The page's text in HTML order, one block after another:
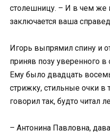
столешницу. – И в чем же
заключается ваша
Игорь выпрямил спину и
приняв позу уверенного
Ему было двадцать
стрижку, стильные очки в
говорил так, будто читал
– Антонина Павловна,